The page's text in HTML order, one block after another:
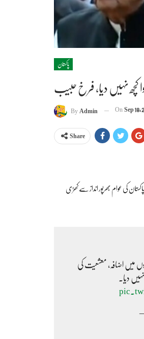
پاکستان
نہیں دیا، فرخ حبیب
ByAdmin OnSep
Share
کی عوام بھرپور انداز سے کھڑی
میں اضافہ، معشعیت کی